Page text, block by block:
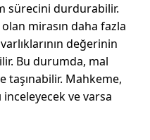
sürecini durdurabilir.
mirasın daha fazla
değerinin
Bu durumda, mal
taşınabilir. Mahkeme,
inceleyecek ve varsa